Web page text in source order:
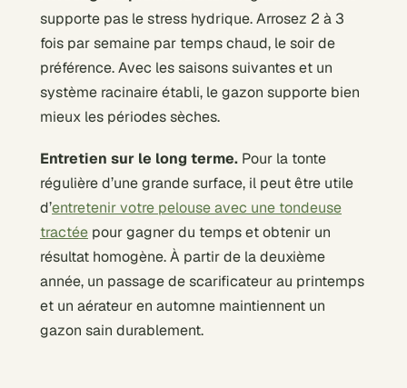
supporte pas le stress hydrique. Arrosez 2 à 3
fois par semaine par temps chaud, le soir de
préférence. Avec les saisons suivantes et un
système racinaire établi, le gazon supporte bien
mieux les périodes sèches.
Entretien sur le long terme. Pour la tonte
régulière d’une grande surface, il peut être utile
d’entretenir votre pelouse avec une tondeuse
tractée pour gagner du temps et obtenir un
résultat homogène. À partir de la deuxième
année, un passage de scarificateur au printemps
et un aérateur en automne maintiennent un
gazon sain durablement.